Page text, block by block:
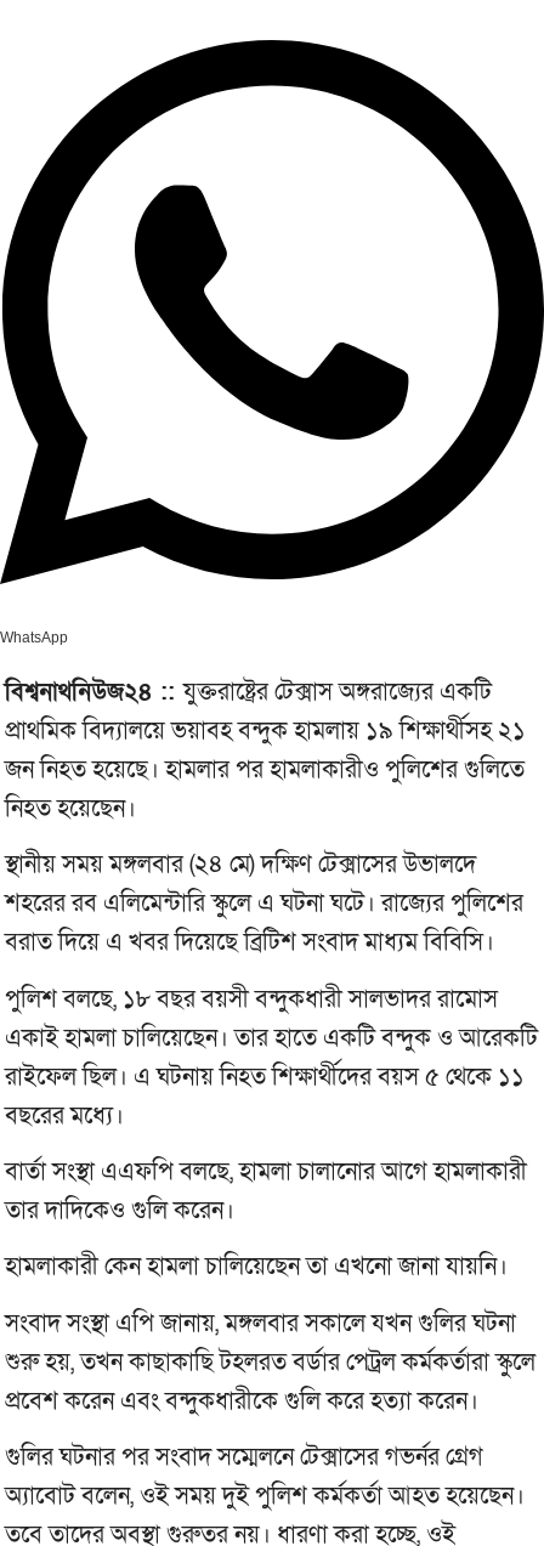
WhatsApp
বিশ্বনাথনিউজ২৪ ::যুক্তরাষ্ট্রের টেক্সাস অঙ্গরাজ্যের একটি
প্রাথমিক বিদ্যালয়ে ভয়াবহ বন্দুক হামলায় ১৯ শিক্ষার্থীসহ ২১
জন নিহত হয়েছে। হামলার পর হামলাকারীও পুলিশের গুলিতে
নিহত হয়েছেন।
স্থানীয় সময় মঙ্গলবার (২৪ মে) দক্ষিণ টেক্সাসের উভালদে
শহরের রব এলিমেন্টারি স্কুলে এ ঘটনা ঘটে। রাজ্যের পুলিশের
বরাত দিয়ে এ খবর দিয়েছে ব্রিটিশ সংবাদ মাধ্যম বিবিসি।
পুলিশ বলছে, ১৮ বছর বয়সী বন্দুকধারী সালভাদর রামোস
একাই হামলা চালিয়েছেন। তার হাতে একটি বন্দুক ও আরেকটি
রাইফেল ছিল। এ ঘটনায় নিহত শিক্ষার্থীদের বয়স ৫ থেকে ১১
বছরের মধ্যে।
বার্তা সংস্থা এএফপি বলছে, হামলা চালানোর আগে হামলাকারী
তার দাদিকেও গুলি করেন।
হামলাকারী কেন হামলা চালিয়েছেন তা এখনো জানা যায়নি।
সংবাদ সংস্থা এপি জানায়, মঙ্গলবার সকালে যখন গুলির ঘটনা
শুরু হয়, তখন কাছাকাছি টহলরত বর্ডার পেট্রল কর্মকর্তারা স্কুলে
প্রবেশ করেন এবং বন্দুকধারীকে গুলি করে হত্যা করেন।
গুলির ঘটনার পর সংবাদ সম্মেলনে টেক্সাসের গভর্নর গ্রেগ
অ্যাবোট বলেন, ওই সময় দুই পুলিশ কর্মকর্তা আহত হয়েছেন।
তবে তাদের অবস্থা গুরুতর নয়। ধারণা করা হচ্ছে, ওই